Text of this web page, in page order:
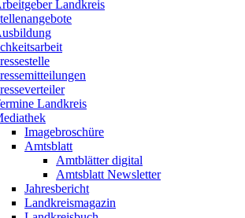
Landkreis
Landkreis
Imagebroschüre
Amtsblatt
Amtblätter digital
Amtsblatt Newsletter
Jahresbericht
Landkreismagazin